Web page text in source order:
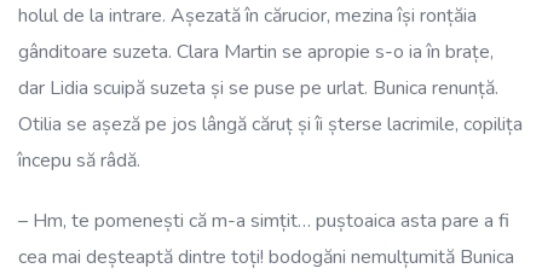
holul de la intrare. Așezată în cărucior, mezina își ronțăia
gânditoare suzeta. Clara Martin se apropie s-o ia în brațe,
dar Lidia scuipă suzeta și se puse pe urlat. Bunica renunță.
Otilia se așeză pe jos lângă căruț și îi șterse lacrimile, copilița
începu să râdă.
– Hm, te pomenești că m-a simțit… puștoaica asta pare a fi
cea mai deșteaptă dintre toți! bodogăni nemulțumită Bunica